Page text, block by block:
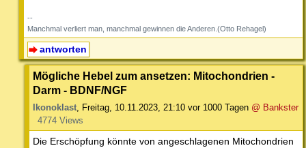
--
Manchmal verliert man, manchmal gewinnen die Anderen.(Otto Rehagel)
antworten
Mögliche Hebel zum ansetzen: Mitochondrien -
Darm - BDNF/NGF
Ikonoklast, Freitag, 10.11.2023, 21:10 vor 1000 Tagen @ Bankster
4774 Views
Die Erschöpfung könnte von angeschlagenen Mitochondrien